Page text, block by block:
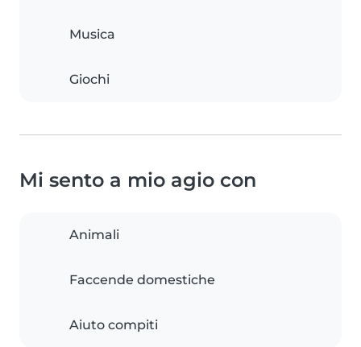
Musica
Giochi
Mi sento a mio agio con
Animali
Faccende domestiche
Aiuto compiti